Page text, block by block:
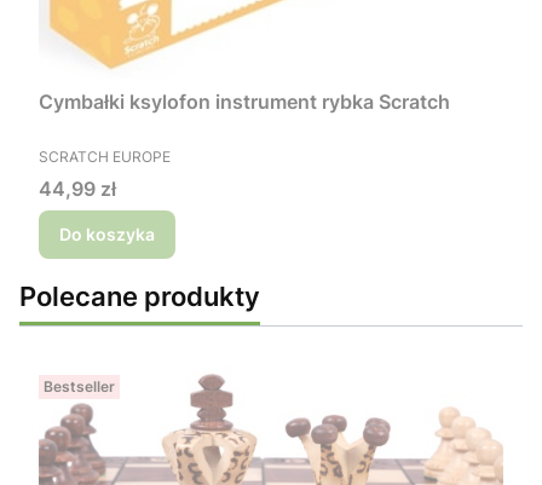
Cymbałki ksylofon instrument rybka Scratch
PRODUCENT
SCRATCH EUROPE
Cena
44,99 zł
Do koszyka
Polecane produkty
Bestseller